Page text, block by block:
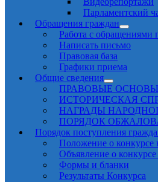
Парламентский
Обращения граждан
Работа с обращениями
Написать письмо
Правовая база
Графики приема
Общие сведения
ПРАВОВЫЕ
ИСТОРИЧЕСКАЯ
НАГРАДЫ
ПОРЯДОК
Порядок поступления
Положение о конкурсе
Объявление о
Формы и бланки
Результаты Конкурса